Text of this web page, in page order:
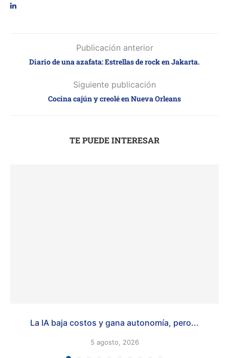
Publicación anterior
Diario de una azafata: Estrellas de rock en Jakarta.
Siguiente publicación
Cocina cajún y creolé en Nueva Orleans
TE PUEDE INTERESAR
La IA baja costos y gana autonomía, pero...
5 agosto, 2026